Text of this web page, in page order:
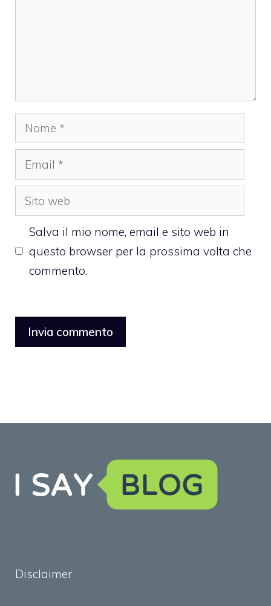
Nome
Email
Sito
web
Salva il mio nome, email e sito web in
questo browser per la prossima volta che
commento.
Disclaimer